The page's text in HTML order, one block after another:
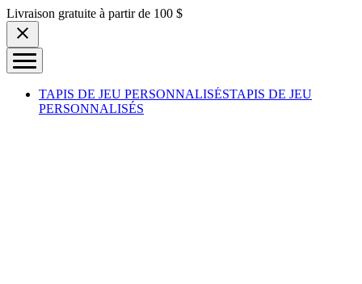
Skip to content
Livraison gratuite à partir de 100 $
TAPIS DE JEU PERSONNALISÉSTAPIS DE JEU
PERSONNALISÉS